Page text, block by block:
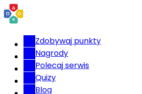
Zdobywaj punkty
Nagrody
Polecaj serwis
Quizy
Blog